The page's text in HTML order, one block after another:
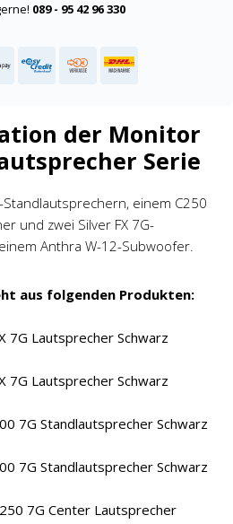
089 - 95 42 96 330
der Monitor
Serie
einem C250
und zwei Silver FX 7G-
Anthra W-12-Subwoofer.
aus folgenden Produkten:
7G Lautsprecher Schwarz
7G Lautsprecher Schwarz
7G Standlautsprecher Schwarz
7G Standlautsprecher Schwarz
7G Center Lautsprecher